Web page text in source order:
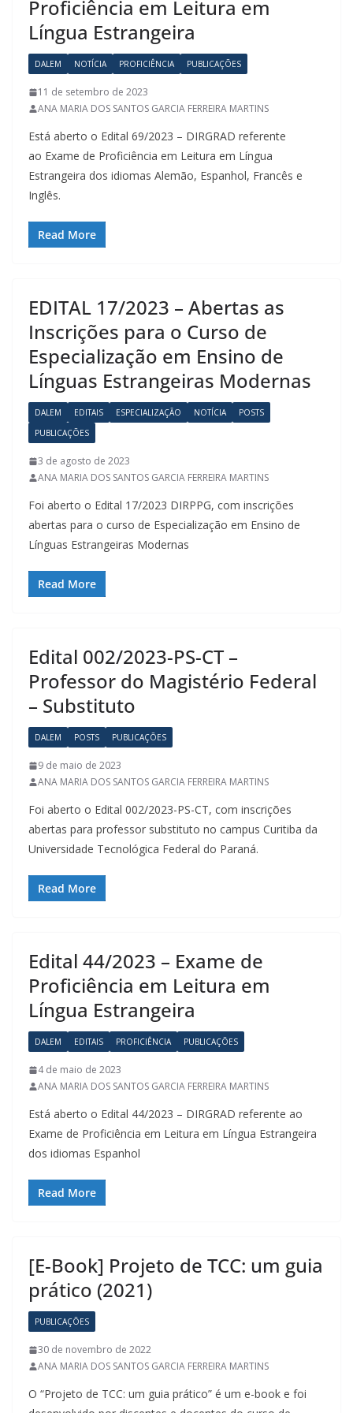
Proficiência em Leitura em
Língua Estrangeira
DALEM NOTÍCIA PROFICIÊNCIA PUBLICAÇÕES
11 de setembro de 2023
ANA MARIA DOS SANTOS GARCIA FERREIRA MARTINS
Está aberto o Edital 69/2023 – DIRGRAD referente
ao Exame de Proficiência em Leitura em Língua
Estrangeira dos idiomas Alemão, Espanhol, Francês e
Inglês.
Read More
EDITAL 17/2023 – Abertas as
Inscrições para o Curso de
Especialização em Ensino de
Línguas Estrangeiras Modernas
DALEM EDITAIS ESPECIALIZAÇÃO NOTÍCIA
POSTS
PUBLICAÇÕES
3 de agosto de 2023
ANA MARIA DOS SANTOS GARCIA FERREIRA MARTINS
Foi aberto o Edital 17/2023 DIRPPG, com inscrições
abertas para o curso de Especialização em Ensino de
Línguas Estrangeiras Modernas
Read More
Edital 002/2023-PS-CT –
Professor do Magistério Federal
– Substituto
DALEM POSTS PUBLICAÇÕES
9 de maio de 2023
ANA MARIA DOS SANTOS GARCIA FERREIRA MARTINS
Foi aberto o Edital 002/2023-PS-CT, com inscrições
abertas para professor substituto no campus Curitiba da
Universidade Tecnológica Federal do Paraná.
Read More
Edital 44/2023 – Exame de
Proficiência em Leitura em
Língua Estrangeira
DALEM EDITAIS PROFICIÊNCIA PUBLICAÇÕES
4 de maio de 2023
ANA MARIA DOS SANTOS GARCIA FERREIRA MARTINS
Está aberto o Edital 44/2023 – DIRGRAD referente ao
Exame de Proficiência em Leitura em Língua Estrangeira
dos idiomas Espanhol
Read More
[E-Book] Projeto de TCC: um guia
prático (2021)
PUBLICAÇÕES
30 de novembro de 2022
ANA MARIA DOS SANTOS GARCIA FERREIRA MARTINS
O “Projeto de TCC: um guia prático” é um e-book e foi